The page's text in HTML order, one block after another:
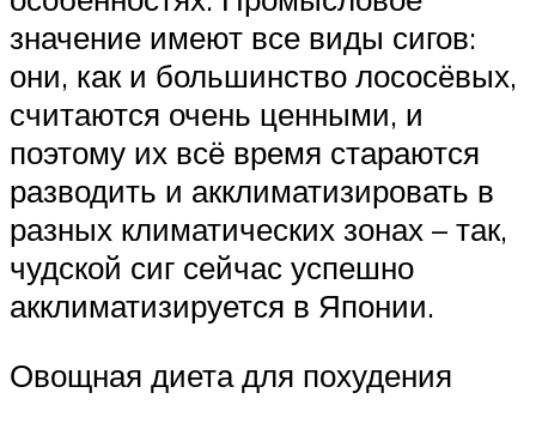
значение имеют все виды сигов:
они, как и большинство лососёвых,
считаются очень ценными, и
поэтому их всё время стараются
разводить и акклиматизировать в
разных климатических зонах – так,
чудской сиг сейчас успешно
акклиматизируется в Японии.
Овощная диета для похудения